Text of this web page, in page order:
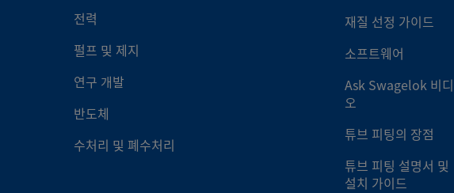
전력
펄프 및 제지
연구 개발
반도체
수처리 및 폐수처리
재질 선정 가이드
소프트웨어
Ask Swagelok 비디
오
튜브 피팅의 장점
튜브 피팅 설명서 및
설치 가이드